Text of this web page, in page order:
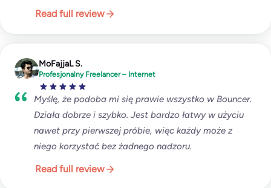
Read full review
MoFajjaL S.
Profesjonalny Freelancer – Internet
Myślę, że podoba mi się prawie wszystko w Bouncer.
Działa dobrze i szybko. Jest bardzo łatwy w użyciu
nawet przy pierwszej próbie, więc każdy może z
niego korzystać bez żadnego nadzoru.
Read full review